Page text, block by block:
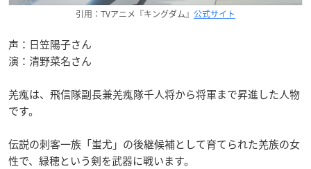
引用：TVアニメ『キングダム』 公式サイト
声：日笠陽子さん
演：清野菜名さん
羌瘣は、飛信隊副長兼羌瘣隊千人将から将軍まで昇進した人物
です。
伝説の刺客一族「蚩尤」の後継候補として育てられた羌族の女
性で、緑穂という剣を武器に戦います。